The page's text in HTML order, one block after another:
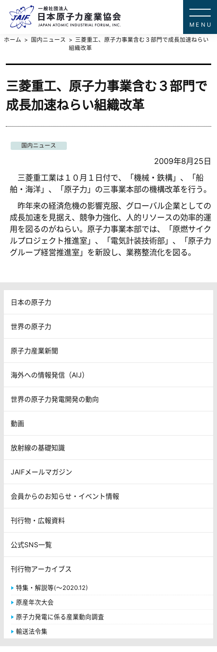
ホーム 国内ニュース
三菱重工、原子力事業含む３部門で成長加速ねらい
組織改革
三菱重工、原子力事業含む３部門で
成長加速ねらい組織改革
国内ニュース
2009年8月25日
三菱重工業は１０月１日付で、「機械・鉄構」、「船
舶・海洋」、「原子力」の三事業本部の機構改革を行う。
昨年来の経済危機の影響克服、グローバル企業としての
成長加速を見据え、競争力強化、人的リソースの効率的運
用を図るのがねらい。原子力事業本部では、「原燃サイク
ルプロジェクト推進室」、「電気計装技術部」、「原子力
グループ経営推進室」を新設し、業務整流化を図る。
日本の原子力
世界の原子力
原子力産業新聞
海外への情報発信（AIJ）
世界の原子力発電開発の動向
動画
放射線の基礎知識
JAIFメールマガジン
会員からのお知らせ・イベント情報
刊行物・広報資料
公式SNS一覧
刊行物アーカイブス
特集・解説等(～2020.12)
原産年次大会
原子力発電に係る産業動向調査
輸送法令集